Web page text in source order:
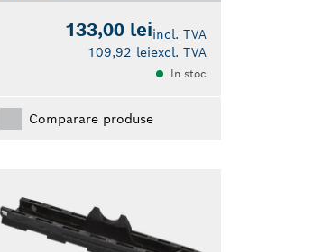
133,00 leiincl. TVA
109,92 leiexcl. TVA
În stoc
Comparare produse